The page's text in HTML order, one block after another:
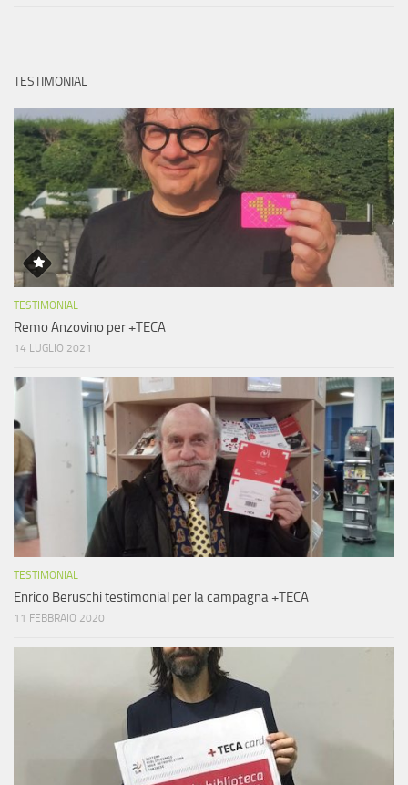
TESTIMONIAL
TESTIMONIAL
Remo Anzovino per +TECA
14 LUGLIO 2021
TESTIMONIAL
Enrico Beruschi testimonial per la campagna +TECA
11 FEBBRAIO 2020